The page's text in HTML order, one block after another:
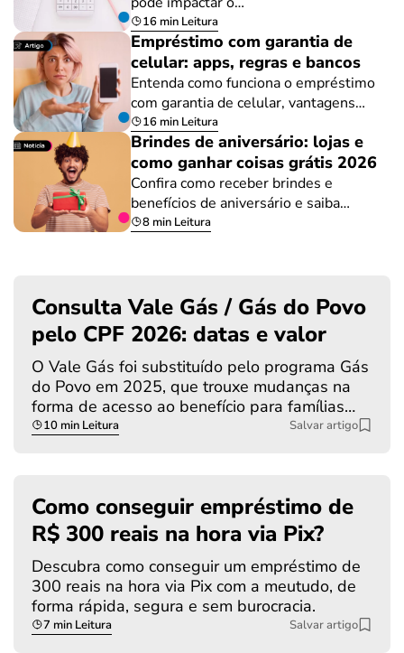
16 min Leitura
Empréstimo com garantia de
celular: apps, regras e bancos
Entenda como funciona o empréstimo
com garantia de celular, vantagens…
16 min Leitura
Brindes de aniversário: lojas e
como ganhar coisas grátis 2026
Confira como receber brindes e
benefícios de aniversário e saiba…
8 min Leitura
Consulta Vale Gás / Gás do Povo
pelo CPF 2026: datas e valor
O Vale Gás foi substituído pelo programa Gás
do Povo em 2025, que trouxe mudanças na
forma de acesso ao benefício para famílias…
10 min Leitura Salvar artigo
Como conseguir empréstimo de
R$ 300 reais na hora via Pix?
Descubra como conseguir um empréstimo de
300 reais na hora via Pix com a meutudo, de
forma rápida, segura e sem burocracia.
7 min Leitura Salvar artigo